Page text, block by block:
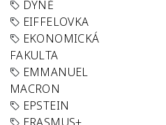
DÝNĚ
EIFFELOVKA
EKONOMICKÁ
FAKULTA
EMMANUEL
MACRON
EPSTEIN